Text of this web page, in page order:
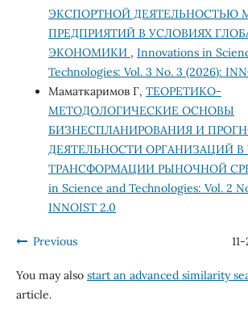
ЭКСПОРТНОЙ ДЕЯТЕЛЬНОСТЬЮ
ПРЕДПРИЯТИЙ В УСЛОВИЯХ
ЭКОНОМИКИ , Innovations in
Technologies: Vol. 3 No. 3 (2026):
Маматкаримов Г, ТЕОРЕТИКО-
МЕТОДОЛОГИЧЕСКИЕ ОСНОВЫ
БИЗНЕСПЛАНИРОВАНИЯ И
ДЕЯТЕЛЬНОСТИ ОРГАНИЗАЦИЙ В
ТРАНСФОРМАЦИИ РЫНОЧНОЙ
in Science and Technologies: Vol. 2
INNOIST 2.0
Previous
You may also start an advanced similarity
article.